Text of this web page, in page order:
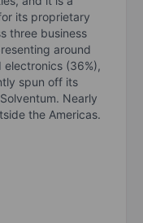
its proprietary
three business
around
(36%),
spun off its
Nearly
the Americas.